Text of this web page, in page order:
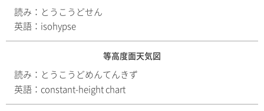
読み： とうこうどせん
英語： isohypse
等高度面天気図
読み： とうこうどめんてんきず
英語： constant-height chart